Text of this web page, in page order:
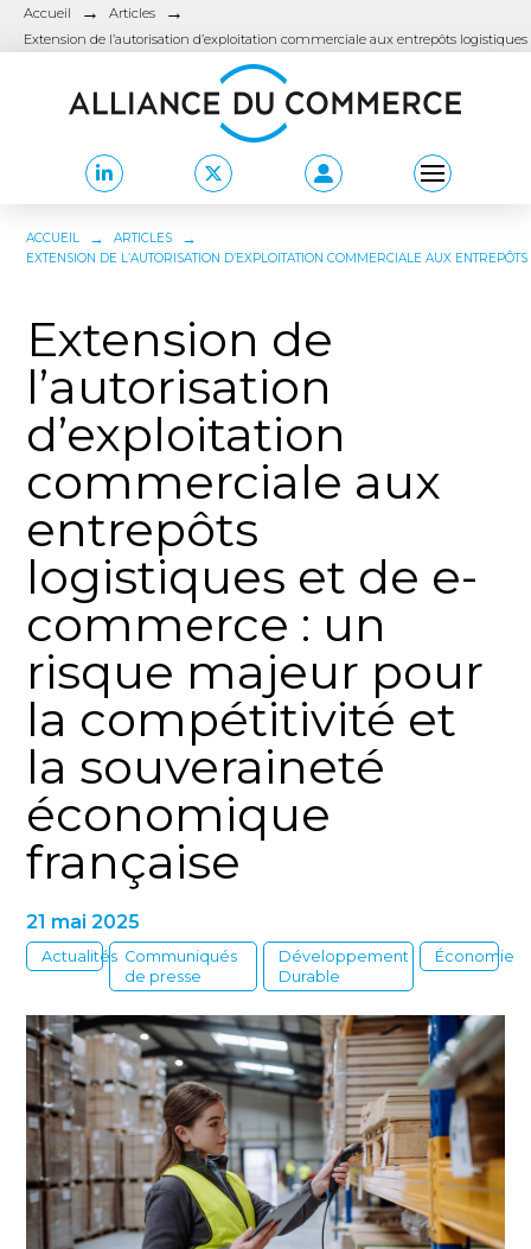
Accueil → Articles →
Extension de l’autorisation d’exploitation commerciale aux entrepôts
ACCUEIL → ARTICLES →
EXTENSION DE L’AUTORISATION D’EXPLOITATION COMMERCIALE AUX
Extension de
l’autorisation
d’exploitation
commerciale aux
entrepôts
logistiques et de e-
commerce : un
risque majeur pour
la compétitivité et
la souveraineté
économique
française
21 mai 2025
Actualités Communiqués
de presse
Développement
Durable
Économie